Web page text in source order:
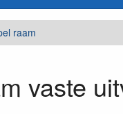
raam
vaste